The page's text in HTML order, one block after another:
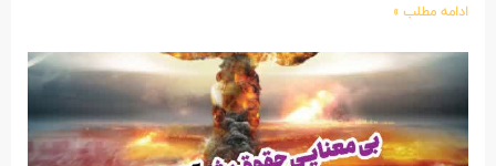
ادامه مطلب »